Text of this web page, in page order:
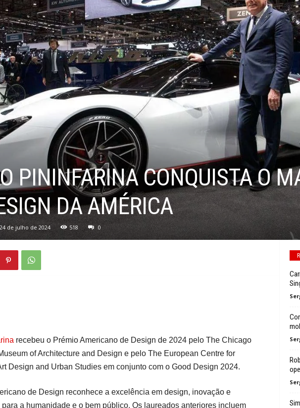
PININFARINA CONQUISTA O
DA AMÉRICA
24 de julho de 2024 518 0
recebeu o Prémio Americano de Design de 2024 pelo The Chicago
of Architecture and Design e pelo The European Centre for
Design and Urban Studies em conjunto com o Good Design 2024.
de Design reconhece a excelência em design, inovação e
a humanidade e o bem público. Os laureados anteriores incluem